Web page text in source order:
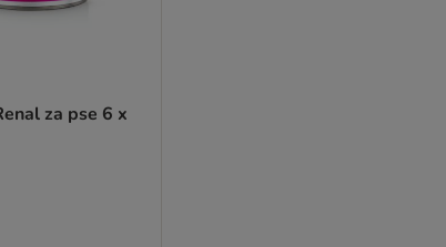
za pse 6 x